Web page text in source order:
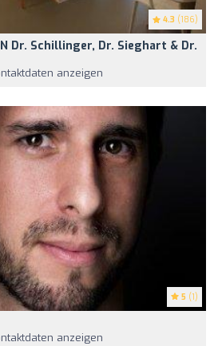
4.3 (186)
Dr. Schillinger, Dr. Sieghart & Dr.
anzeigen
5 (1)
anzeigen